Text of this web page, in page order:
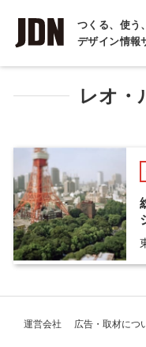
つくる、使う
デザイン情報
INTERVIEW
インタビュー
REPORT
COLUMN
コラム
レオ・
運営会社 広告・取材につ